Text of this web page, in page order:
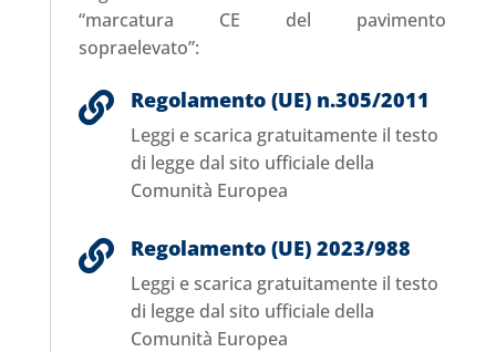
“marcatura CE del pavimento
sopraelevato”:
 Regolamento (UE) n.305/2011
Leggi e scarica gratuitamente il testo
di legge dal sito ufficiale della
Comunità Europea
 Regolamento (UE) 2023/988
Leggi e scarica gratuitamente il testo
di legge dal sito ufficiale della
Comunità Europea